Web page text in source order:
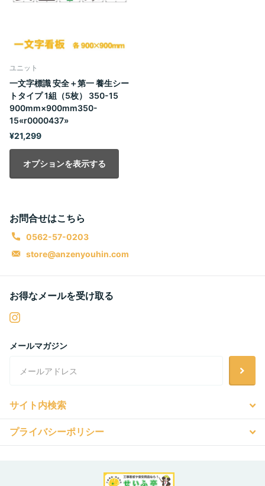
ユニット
一文字標識 安全＋第一 養生シー
トタイプ 1組（5枚） 350-15
900mm×900mm350-
15«r0000437»
¥21,299
オプションを表示する
お問合せはこちら
0562-57-0203
store@anzenyouhin.com
お得なメールを受け取る
メールマガジン
サイト内検索
プライバシーポリシー